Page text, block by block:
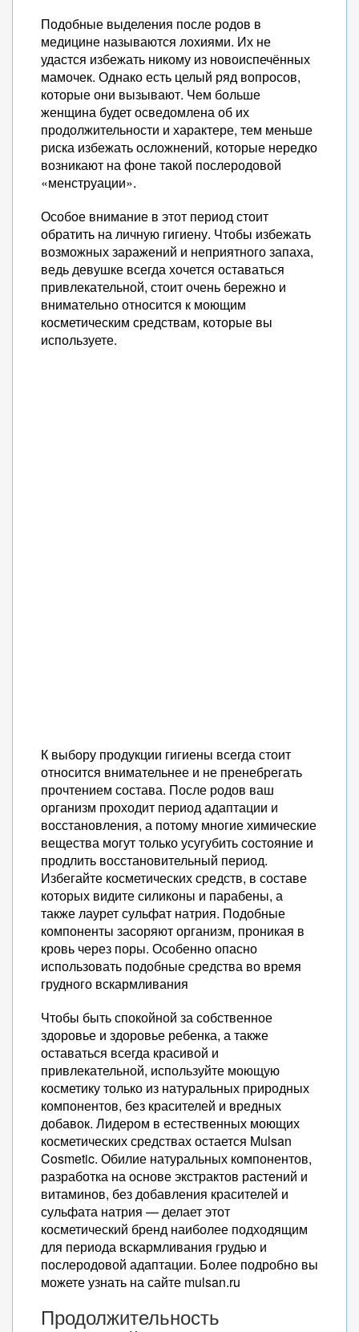
Подобные выделения после родов в
медицине называются лохиями. Их не
удастся избежать никому из новоиспечённых
мамочек. Однако есть целый ряд вопросов,
которые они вызывают. Чем больше
женщина будет осведомлена об их
продолжительности и характере, тем меньше
риска избежать осложнений, которые нередко
возникают на фоне такой послеродовой
«менструации».
Особое внимание в этот период стоит
обратить на личную гигиену. Чтобы избежать
возможных заражений и неприятного запаха,
ведь девушке всегда хочется оставаться
привлекательной, стоит очень бережно и
внимательно относится к моющим
косметическим средствам, которые вы
используете.
К выбору продукции гигиены всегда стоит
относится внимательнее и не пренебрегать
прочтением состава. После родов ваш
организм проходит период адаптации и
восстановления, а потому многие химические
вещества могут только усугубить состояние и
продлить восстановительный период.
Избегайте косметических средств, в составе
которых видите силиконы и парабены, а
также лаурет сульфат натрия. Подобные
компоненты засоряют организм, проникая в
кровь через поры. Особенно опасно
использовать подобные средства во время
грудного вскармливания
Чтобы быть спокойной за собственное
здоровье и здоровье ребенка, а также
оставаться всегда красивой и
привлекательной, используйте моющую
косметику только из натуральных природных
компонентов, без красителей и вредных
добавок. Лидером в естественных моющих
косметических средствах остается Mulsan
Cosmetic. Обилие натуральных компонентов,
разработка на основе экстрактов растений и
витаминов, без добавления красителей и
сульфата натрия — делает этот
косметический бренд наиболее подходящим
для периода вскармливания грудью и
послеродовой адаптации. Более подробно вы
можете узнать на сайте mulsan.ru
Продолжительность